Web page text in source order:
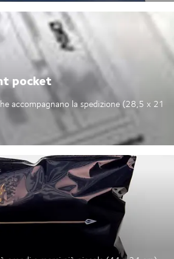
pocket
accompagnano la spedizione (28,5 x 21